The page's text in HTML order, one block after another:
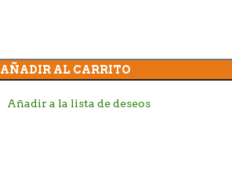
AÑADIR AL CARRITO
Añadir a la lista de deseos